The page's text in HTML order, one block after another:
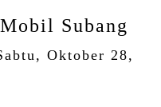
Subang
Oktober 28,